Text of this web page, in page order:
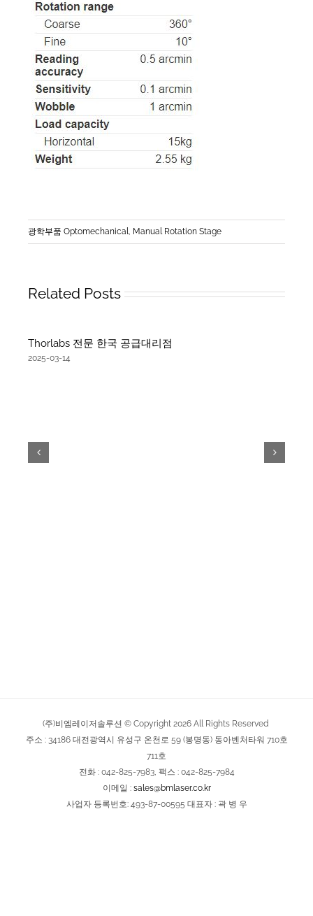
광학부품 Optomechanical, Manual Rotation Stage
Related Posts
Thorlabs 전문 한국 공급대리점
2025-03-14
(주)비엠레이저솔루션 © Copyright 2026 All Rights Reserved
주소 : 34186 대전광역시 유성구 온천로 59 (봉명동) 동아벤처타워 710호
711호
전화 : 042-825-7983, 팩스 : 042-825-7984
이메일 : sales@bmlaser.co.kr
사업자 등록번호: 493-87-00595 대표자 : 곽 병 우